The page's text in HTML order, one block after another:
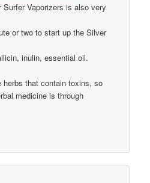
Vaporizers is also very
or two to start up the Silver
inulin, essential oil.
herbs that contain toxins, so
medicine is through